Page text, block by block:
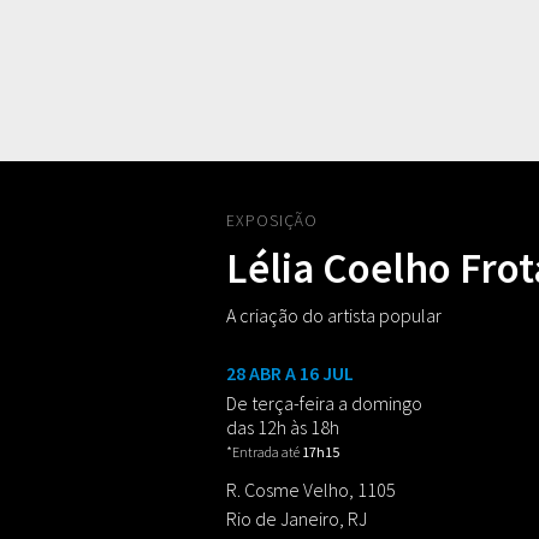
EXPOSIÇÃO
Lélia Coelho
A criação do artista popular
28 ABR A 16 JUL
De terça-feira a domingo
das 12h às 18h
*Entrada até 17h15
R. Cosme Velho, 1105
Rio de Janeiro, RJ